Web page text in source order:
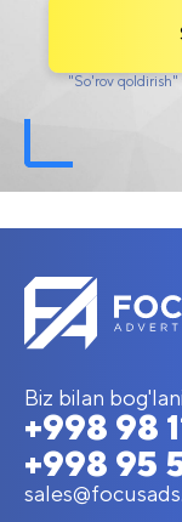
"So'rov qoldirish"
Biz bilan
+998 98
+998 95